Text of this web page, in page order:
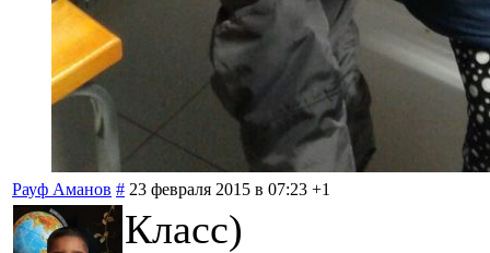
Рауф Аманов # 23 февраля 2015 в 07:23 +1
Класс)